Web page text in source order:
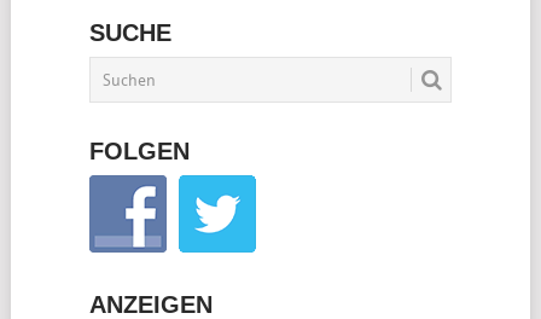
BEITRÄGE
SUCHE
FOLGEN
ANZEIGEN